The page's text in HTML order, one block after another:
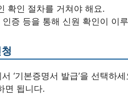
확인 절차를 거쳐야 해요.
증 등을 통해 신원 확인이 이
서 ‘기본증명서 발급’을 선택하
면 됩니다.